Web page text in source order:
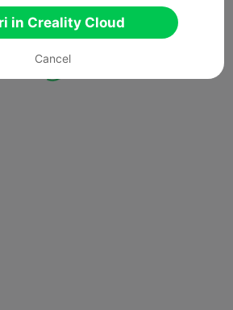
in Creality Cloud
Cancel